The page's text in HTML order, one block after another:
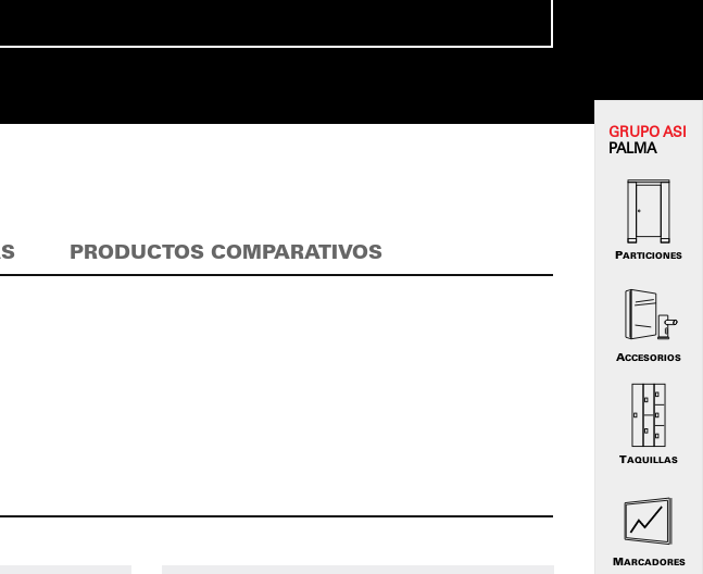
PRODUCTOS COMPARATIVOS
GRUPO ASI
PALMA
PARTICIONES
ACCESORIOS
TAQUILLAS
MARCADORES